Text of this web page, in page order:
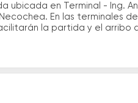
ubicada en Terminal - Ing.
En las terminales
la partida y el arribo